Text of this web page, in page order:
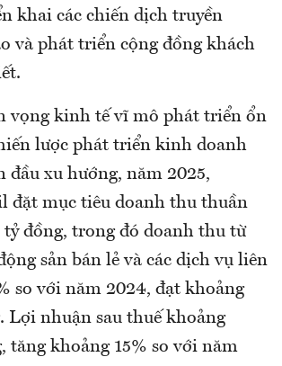
khai các chiến dịch truyền
và phát triển cộng đồng khách
vọng kinh tế vĩ mô phát triển ổn
lược phát triển kinh doanh
đầu xu hướng, năm 2025,
đặt mục tiêu doanh thu thuần
tỷ đồng, trong đó doanh thu từ
sản bán lẻ và các dịch vụ liên
so với năm 2024, đạt khoảng
Lợi nhuận sau thuế khoảng
tăng khoảng 15% so với năm